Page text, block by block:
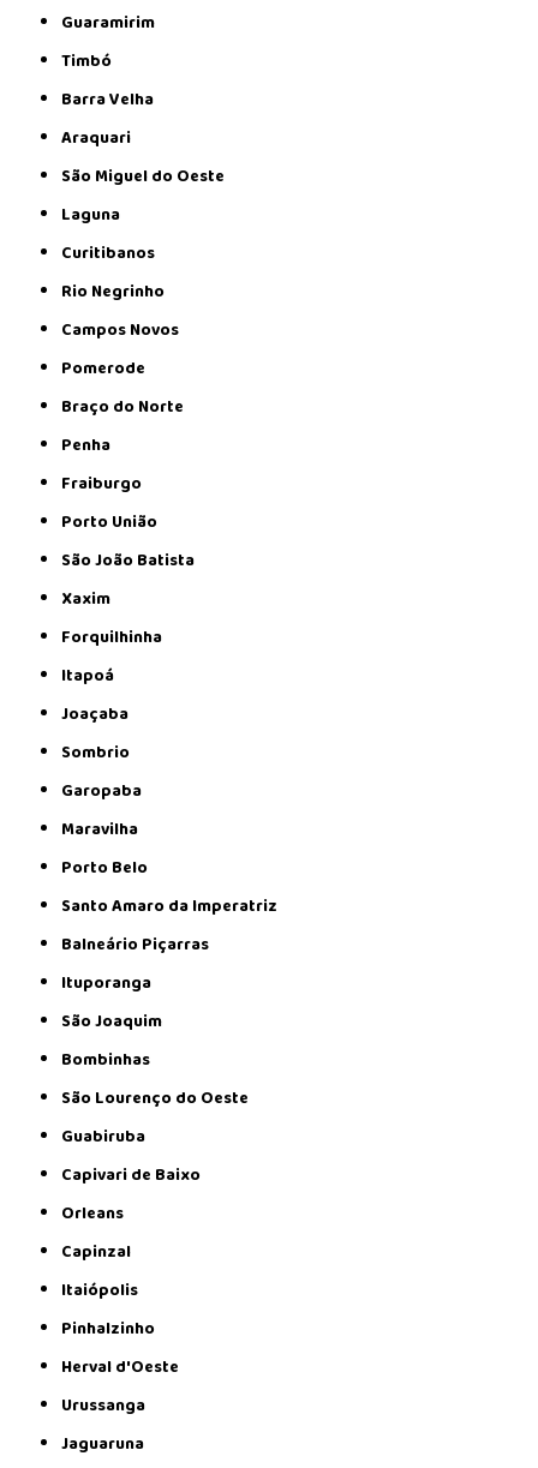
Guaramirim
Timbó
Barra Velha
Araquari
São Miguel do Oeste
Laguna
Curitibanos
Rio Negrinho
Campos Novos
Pomerode
Braço do Norte
Penha
Fraiburgo
Porto União
São João Batista
Xaxim
Forquilhinha
Itapoá
Joaçaba
Sombrio
Garopaba
Maravilha
Porto Belo
Santo Amaro da Imperatriz
Balneário Piçarras
Ituporanga
São Joaquim
Bombinhas
São Lourenço do Oeste
Guabiruba
Capivari de Baixo
Orleans
Capinzal
Itaiópolis
Pinhalzinho
Herval d'Oeste
Urussanga
Jaguaruna